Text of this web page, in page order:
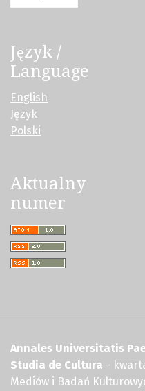
Język /
Language
English
Język
Polski
Aktualny
numer
Annales Universitatis
Studia de Cultura -
Mediów i Badań